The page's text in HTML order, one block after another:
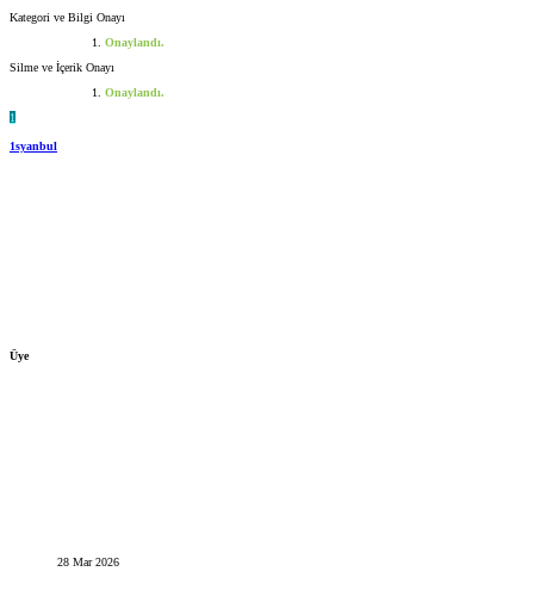
Kategori ve Bilgi Onayı
Onaylandı.
Silme ve İçerik Onayı
Onaylandı.
1
1syanbul
Üye
28 Mar 2026